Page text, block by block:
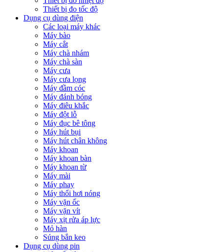
Thiết bị đo tốc độ
Dụng cụ dùng điện
Các loại máy khác
Máy bào
Máy cắt
Máy chà nhám
Máy chà sàn
Máy cưa
Máy cưa lọng
Máy đầm cóc
Máy đánh bóng
Máy điêu khắc
Máy đột lỗ
Máy đục bê tông
Máy hút bụi
Máy hút chân không
Máy khoan
Máy khoan bàn
Máy khoan từ
Máy mài
Máy phay
Máy thổi hơi nóng
Máy vặn ốc
Máy vặn vít
Máy xịt rửa áp lực
Mỏ hàn
Súng bắn keo
Dụng cụ dùng pin